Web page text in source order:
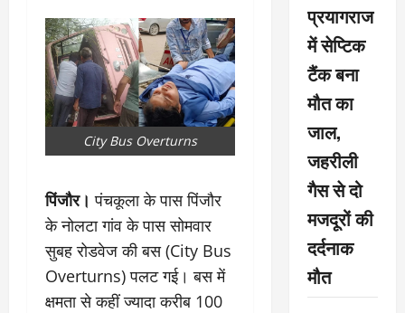
City Bus Overturns
पिंजौर। पंचकूला के पास पिंजौर
के नोलटा गांव के पास सोमवार
सुबह रोडवेज की बस (City Bus
Overturns) पलट गई। बस में
क्षमता से कहीं ज्यादा करीब 100
प्रयागराज
में सेप्टिक
टैंक बना
मौत का
जाल,
जहरीली
गैस से दो
मजदूरों की
दर्दनाक
मौत